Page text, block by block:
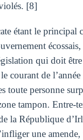
[8]
étant le principal
écossais,
qui doit être
courant de l’année
toute personne
tampon. Entre-
la République
une